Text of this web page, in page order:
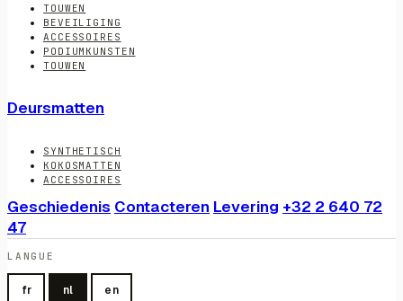
TOUWEN
BEVEILIGING
ACCESSOIRES
PODIUMKUNSTEN
TOUWEN
Deursmatten
SYNTHETISCH
KOKOSMATTEN
ACCESSOIRES
Geschiedenis Contacteren Levering +32 2 640 72
47
LANGUE
fr nl en